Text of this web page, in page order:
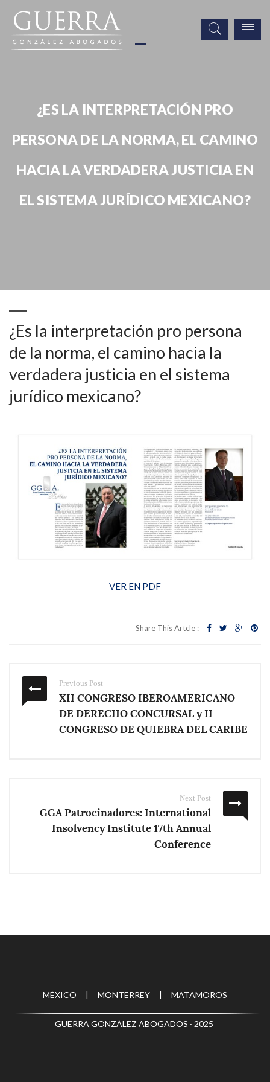
¿ES LA INTERPRETACIÓN PRO
PERSONA DE LA NORMA, EL CAMINO
HACIA LA VERDADERA JUSTICIA EN
EL SISTEMA JURÍDICO MEXICANO?
¿Es la interpretación pro persona
de la norma, el camino hacia la
verdadera justicia en el sistema
jurídico mexicano?
VER EN PDF
Share This Artcle :
Previous Post
XII CONGRESO IBEROAMERICANO
DE DERECHO CONCURSAL y II
CONGRESO DE QUIEBRA DEL CARIBE
Next Post
GGA Patrocinadores: International
Insolvency Institute 17th Annual
Conference
MÉXICO | MONTERREY | MATAMOROS
GUERRA GONZÁLEZ ABOGADOS · 2025